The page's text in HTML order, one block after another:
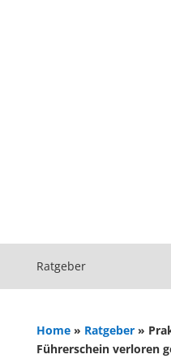
Ratgeber
Home» Ratgeber»
Führerschein verloren